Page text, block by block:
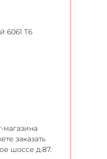
6061 T6
магазина
заказать
шоссе д.87.